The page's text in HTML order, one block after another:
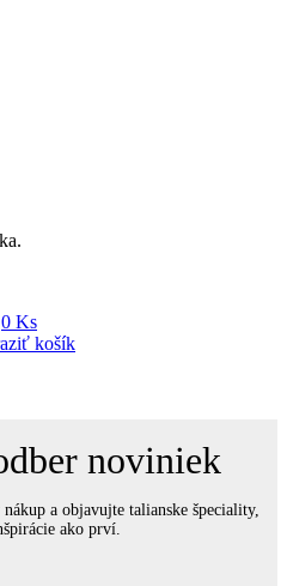
0 Ks
košík
noviniek
a objavujte talianske špeciality,
ako prví.